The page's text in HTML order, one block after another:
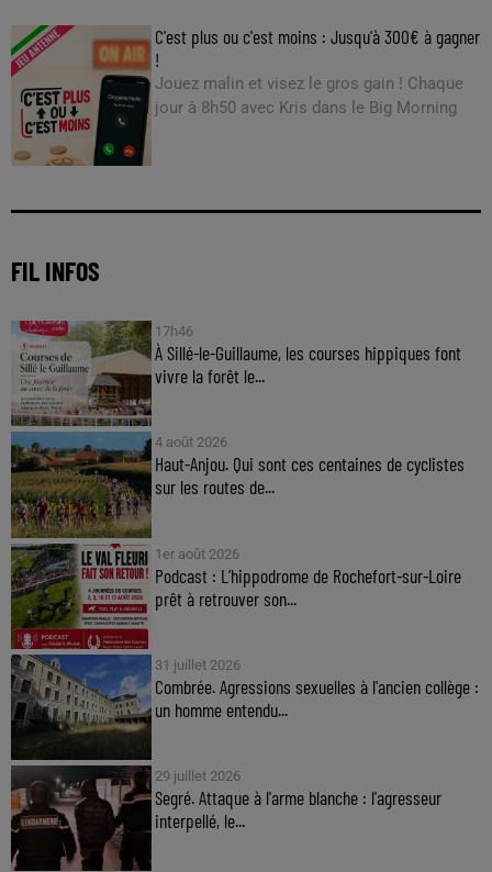
C'est plus ou c'est moins : Jusqu'à 300€ à gagner
!
Jouez malin et visez le gros gain ! Chaque
jour à 8h50 avec Kris dans le Big Morning
FIL INFOS
17h46
À Sillé-le-Guillaume, les courses hippiques font
vivre la forêt le...
4 août 2026
Haut-Anjou. Qui sont ces centaines de cyclistes
sur les routes de...
1er août 2026
Podcast : L’hippodrome de Rochefort-sur-Loire
prêt à retrouver son...
31 juillet 2026
Combrée. Agressions sexuelles à l'ancien collège :
un homme entendu...
29 juillet 2026
Segré. Attaque à l'arme blanche : l'agresseur
interpellé, le...